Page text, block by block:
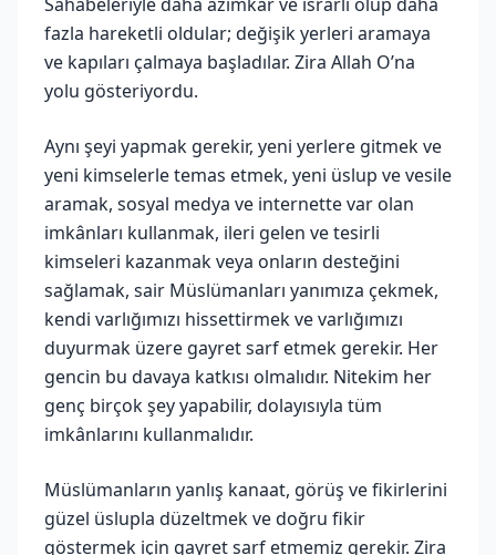
fazla hareketli oldular; değişik yerleri aramaya
ve kapıları çalmaya başladılar. Zira Allah O’na
yolu gösteriyordu.
Aynı şeyi yapmak gerekir, yeni yerlere gitmek ve
yeni kimselerle temas etmek, yeni üslup ve vesile
aramak, sosyal medya ve internette var olan
imkânları kullanmak, ileri gelen ve tesirli
kimseleri kazanmak veya onların desteğini
sağlamak, sair Müslümanları yanımıza çekmek,
kendi varlığımızı hissettirmek ve varlığımızı
duyurmak üzere gayret sarf etmek gerekir. Her
gencin bu davaya katkısı olmalıdır. Nitekim her
genç birçok şey yapabilir, dolayısıyla tüm
imkânlarını kullanmalıdır.
Müslümanların yanlış kanaat, görüş ve fikirlerini
güzel üslupla düzeltmek ve doğru fikir
göstermek için gayret sarf etmemiz gerekir. Zira